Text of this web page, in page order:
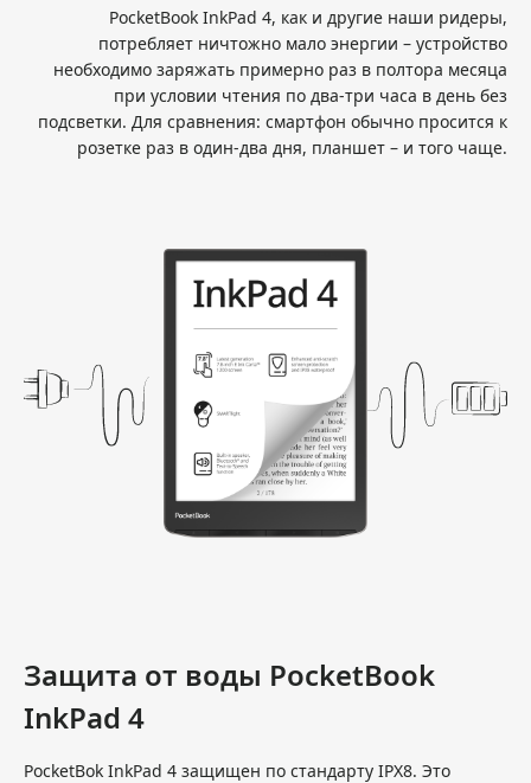
PocketBook InkPad 4, как и другие наши ридеры,
потребляет ничтожно мало энергии – устройство
необходимо заряжать примерно раз в полтора месяца
при условии чтения по два-три часа в день без
подсветки. Для сравнения: смартфон обычно просится к
розетке раз в один-два дня, планшет – и того чаще.
Защита от воды PocketBook
InkPad 4
PocketBok InkPad 4 защищен по стандарту IPX8. Это